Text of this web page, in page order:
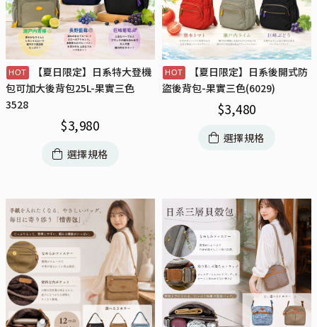
【夏日限定】日系特大登機
包可加大後背包25L-果實三色
3528
$3,980
選擇規格
【夏日限定】日系後開式防
盜後背包-果實三色(6029)
$3,480
選擇規格